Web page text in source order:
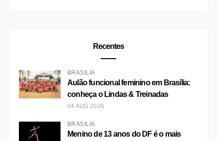
Recentes
BRASÍLIA
Aulão funcional feminino em Brasília:
conheça o Lindas & Treinadas
04 AUG 2026
BRASÍLIA
Menino de 13 anos do DF é o mais